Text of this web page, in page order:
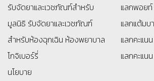
รับจัดยาและเวชภัณฑ์สำหรับ
มูลนิธิ รับจัดยาและเวชภัณฑ์
สำหรับห้องฉุกเฉิน ห้องพยาบาล
โกจิเบอร์รี่
นโยบาย
แลกพอย
แลกแต้มบ
แลกคะแน
แลกคะแน